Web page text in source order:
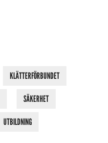
KLÄTTERFÖRBUNDET
SÄKERHET
UTBILDNING